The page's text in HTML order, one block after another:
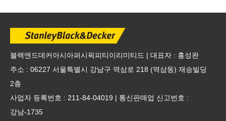
블랙앤드데커아시아퍼시픽피티이리미티드 | 대표자 : 홍성완
주소 : 06227 서울특별시 강남구 역삼로 218 (역삼동) 재승빌딩
2층
사업자 등록번호 : 211-84-04019 | 통신판매업 신고번호 :
강남-1735